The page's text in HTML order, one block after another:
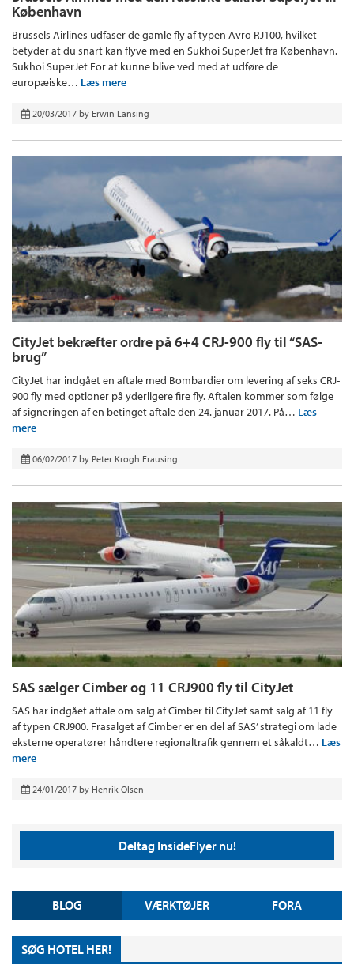
København
Brussels Airlines udfaser de gamle fly af typen Avro RJ100, hvilket
betyder at du snart kan flyve med en Sukhoi SuperJet fra København.
Sukhoi SuperJet For at kunne blive ved med at udføre de
europæiske… Læs mere
20/03/2017 by Erwin Lansing
CityJet bekræfter ordre på 6+4 CRJ-900 fly til “SAS-
brug”
CityJet har indgået en aftale med Bombardier om levering af seks CRJ-
900 fly med optioner på yderligere fire fly. Aftalen kommer som følge
af signeringen af en betinget aftale den 24. januar 2017. På… Læs
mere
06/02/2017 by Peter Krogh Frausing
SAS sælger Cimber og 11 CRJ900 fly til CityJet
SAS har indgået aftale om salg af Cimber til CityJet samt salg af 11 fly
af typen CRJ900. Frasalget af Cimber er en del af SAS’ strategi om lade
eksterne operatører håndtere regionaltrafik gennem et såkaldt… Læs
mere
24/01/2017 by Henrik Olsen
Deltag InsideFlyer nu!
BLOG VÆRKTØJER FORA
SØG HOTEL HER!